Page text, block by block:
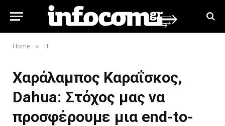
Home » IT
Χαράλαμπος Καραΐσκος,
Dahua: Στόχος μας να
προσφέρουμε μια end-to-